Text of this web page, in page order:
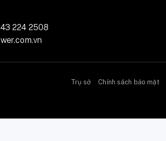
224 2508
Trụ sở Chính sách bảo mật